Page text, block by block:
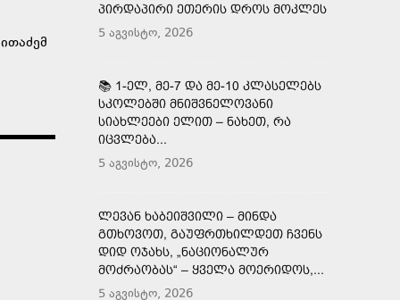
ᲞᲘᲠᲓᲐᲞᲘᲠᲘ ᲔᲗᲔᲠᲘᲡ ᲓᲠᲝᲡ ᲛᲝᲙᲚᲔᲡ
5 აგვისტო, 2026
📚 1-ᲔᲚ, ᲛᲔ-7 ᲓᲐ ᲛᲔ-10 ᲙᲚᲐᲡᲔᲚᲔᲑᲡ
ᲡᲙᲝᲚᲔᲑᲨᲘ ᲛᲜᲘᲨᲕᲜᲔᲚᲝᲕᲐᲜᲘ
ᲡᲘᲐᲮᲚᲔᲔᲑᲘ ᲔᲚᲘᲗ – ᲜᲐᲮᲔᲗ, ᲠᲐ
ᲘᲪᲕᲚᲔᲑᲐ...
5 აგვისტო, 2026
ᲚᲔᲕᲐᲜ ᲮᲐᲑᲔᲘᲨᲕᲘᲚᲘ – ᲛᲘᲜᲓᲐ
ᲒᲗᲮᲝᲕᲝᲗ, ᲒᲐᲣᲤᲠᲗᲮᲘᲚᲓᲔᲗ ᲩᲕᲔᲜᲡ
ᲓᲘᲓ ᲝᲯᲐᲮᲡ, „ᲜᲐᲪᲘᲝᲜᲐᲚᲣᲠ
ᲛᲝᲫᲠᲐᲝᲑᲐᲡ“ – ᲧᲕᲔᲚᲐ ᲛᲝᲔᲠᲘᲓᲝᲡ,...
5 აგვისტო, 2026